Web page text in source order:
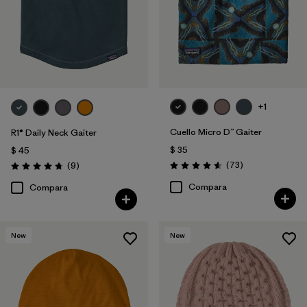
R1® Daily Neck Gaiter
$ 45
Valoración: 4.8 / 5
(9Comentarios
)
Compara
+1
Cuello Micro D™ Gaiter
$ 35
Valoración: 4.6 / 5
(73Comentarios
)
Compara
New New